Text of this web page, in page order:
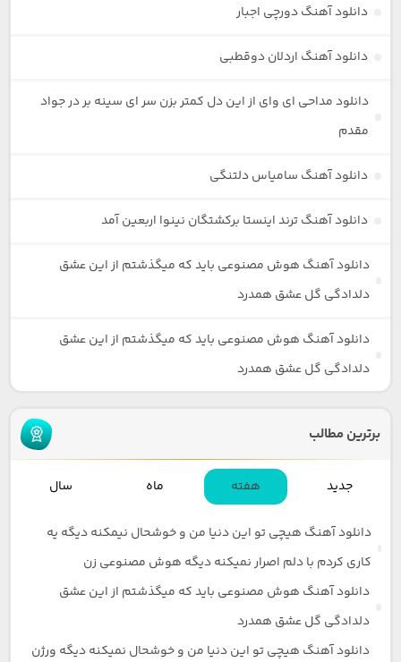
دانلود آهنگ دورچی اجبار
دانلود آهنگ اردلان دوقطبی
دانلود مداحی ای وای از این دل کمتر بزن سر ای سینه بر در جواد
مقدم
دانلود آهنگ سامیاس دلتنگی
دانلود آهنگ ترند اینستا برکشتگان نینوا اربعین آمد
دانلود آهنگ هوش مصنوعی باید که میگذشتم از این عشق
دلدادگی گل عشق همدرد
دانلود آهنگ هوش مصنوعی باید که میگذشتم از این عشق
دلدادگی گل عشق همدرد
برترین مطالب
جدید هفته ماه سال
دانلود آهنگ هیچی تو این دنیا من و خوشحال نیمکنه دیگه یه
کاری کردم با دلم اصرار نمیکنه دیگه هوش مصنوعی زن
دانلود آهنگ هوش مصنوعی باید که میگذشتم از این عشق
دلدادگی گل عشق همدرد
دانلود آهنگ هیچی تو این دنیا من و خوشحال نمیکنه دیگه ورژن